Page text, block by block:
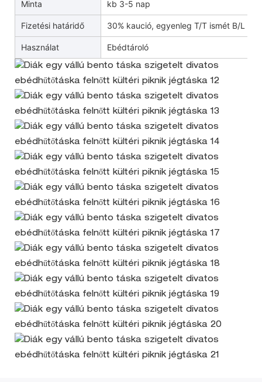
Minta kb 3-5 nap
Fizetési határidő 30% kaució, egyenleg T/T ismét B/L
Használat Ebédtároló